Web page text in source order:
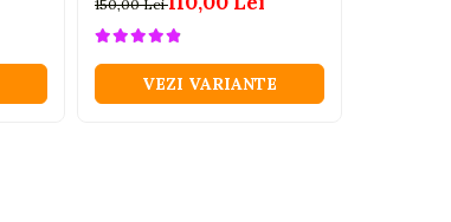
150,00 Lei
VEZI VARIANTE